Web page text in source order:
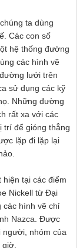
ta dùng
Các con số
hệ thống đường
các hình vẽ
lưới trên
sử dụng các kỹ
Những đường
rất xa với các
trí để gióng thẳng
lặp đi lặp lại
tại các điểm
Nickell từ Đại
các hình vẽ chỉ
Nazca. Được
người, nhóm của